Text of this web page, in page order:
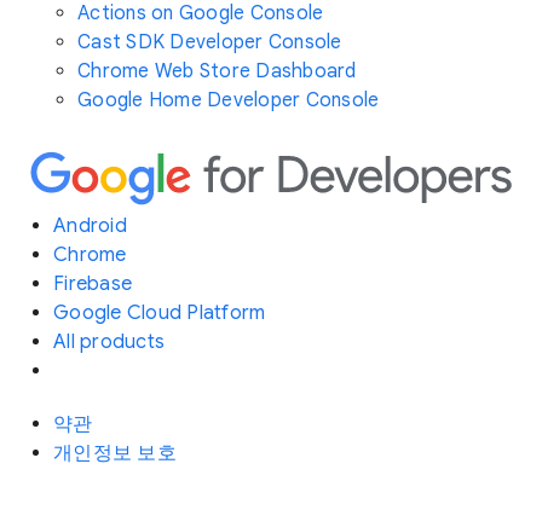
Actions on Google Console
Cast SDK Developer Console
Chrome Web Store Dashboard
Google Home Developer Console
Android
Chrome
Firebase
Google Cloud Platform
All products
약관
개인정보 보호